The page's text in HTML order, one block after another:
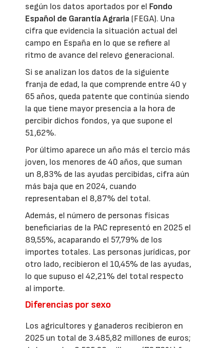
según los datos aportados por el Fondo
Español de Garantía Agraria (FEGA). Una
cifra que evidencia la situación actual del
campo en España en lo que se refiere al
ritmo de avance del relevo generacional.
Si se analizan los datos de la siguiente
franja de edad, la que comprende entre 40 y
65 años, queda patente que continúa siendo
la que tiene mayor presencia a la hora de
percibir dichos fondos, ya que supone el
51,62%.
Por último aparece un año más el tercio más
joven, los menores de 40 años, que suman
un 8,83% de las ayudas percibidas, cifra aún
más baja que en 2024, cuando
representaban el 8,87% del total.
Además, el número de personas físicas
beneficiarias de la PAC representó en 2025 el
89,55%, acaparando el 57,79% de los
importes totales. Las personas jurídicas, por
otro lado, recibieron el 10,45% de las ayudas,
lo que supuso el 42,21% del total respecto
al importe.
Diferencias por sexo
Los agricultores y ganaderos recibieron en
2025 un total de 3.485,82 millones de euros;